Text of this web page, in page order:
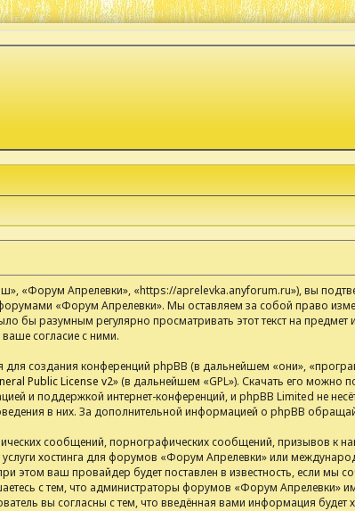
«Форум Апрелевки», «https://aprelevka.anyforum.ru»), вы
«Форум Апрелевки». Мы оставляем за собой право
разумным регулярно просматривать этот текст на предмет
согласие с ними.
создания конференций phpBB (в дальнейшем «они»,
Public License v2» (в дальнейшем «GPL»). Скачать его можно
и поддержкой интернет-конференций, и phpBB Limited не
в них. За дополнительной информацией о phpBB
сообщений, порнографических сообщений, призывов к
хостинга для форумов «Форум Апрелевки» или
этом ваш провайдер будет поставлен в известность, если мы
с тем, что администраторы форумов «Форум Апрелевки»
вы согласны с тем, что введённая вами информация будет